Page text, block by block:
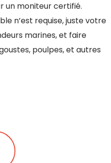
un moniteur certifié.
n’est requise, juste votre
marines, et faire
poulpes, et autres